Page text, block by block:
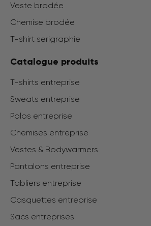
Veste brodée
Chemise brodée
T-shirt serigraphie
Catalogue produits
T-shirts entreprise
Sweats entreprise
Polos entreprise
Chemises entreprise
Vestes & Bodywarmers
Pantalons entreprise
Tabliers entreprise
Casquettes entreprise
Sacs entreprises